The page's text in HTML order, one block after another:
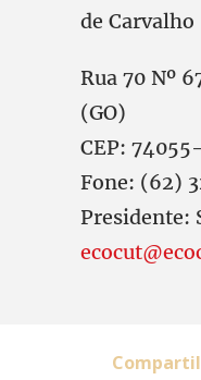
de Carvalho
Rua 70 Nº
(GO)
CEP:
Fone: (62)
Presidente: